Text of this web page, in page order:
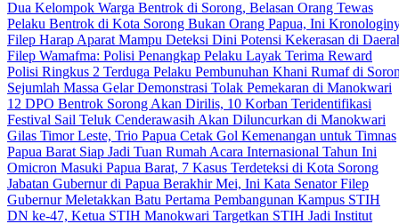
Dua Kelompok Warga Bentrok di Sorong, Belasan Orang Tewas
Pelaku Bentrok di Kota Sorong Bukan Orang Papua, Ini
Filep Harap Aparat Mampu Deteksi Dini Potensi Kekerasan di
Filep Wamafma: Polisi Penangkap Pelaku Layak Terima Reward
Polisi Ringkus 2 Terduga Pelaku Pembunuhan Khani Rumaf di
Sejumlah Massa Gelar Demonstrasi Tolak Pemekaran di Manokwari
12 DPO Bentrok Sorong Akan Dirilis, 10 Korban Teridentifikasi
Festival Sail Teluk Cenderawasih Akan Diluncurkan di Manokwari
Gilas Timor Leste, Trio Papua Cetak Gol Kemenangan untuk Timnas
Papua Barat Siap Jadi Tuan Rumah Acara Internasional Tahun Ini
Omicron Masuki Papua Barat, 7 Kasus Terdeteksi di Kota Sorong
Jabatan Gubernur di Papua Berakhir Mei, Ini Kata Senator Filep
Gubernur Meletakkan Batu Pertama Pembangunan Kampus STIH
DN ke-47, Ketua STIH Manokwari Targetkan STIH Jadi Institut